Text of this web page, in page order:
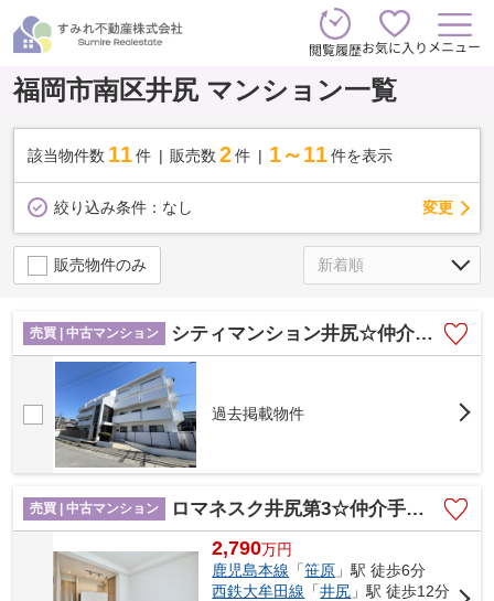
閲覧履歴お気に入り メニュー
福岡市南区井尻 マンション一覧
該当物件数 11件 販売数 2 件 1～11 件を表示
絞り込み条件： なし 変更
販売物件のみ
売買 | 中古マンション シティマンション井尻☆仲介手数料無料☆
過去掲載物件
売買 | 中古マンション ロマネスク井尻第3☆仲介手数料無料☆
2,790万円
鹿児島本線 「笹原 」駅 徒歩6分
西鉄大牟田線 「井尻 」駅 徒歩12分